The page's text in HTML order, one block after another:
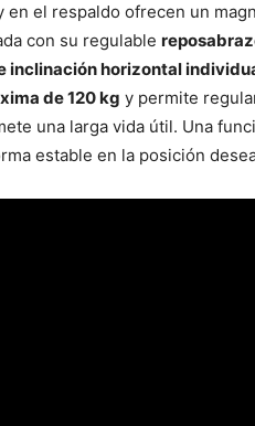
en el respaldo ofrecen un
con su regulable
inclinación horizontal
de 120 kg y permite
una larga vida útil. Una
estable en la posición